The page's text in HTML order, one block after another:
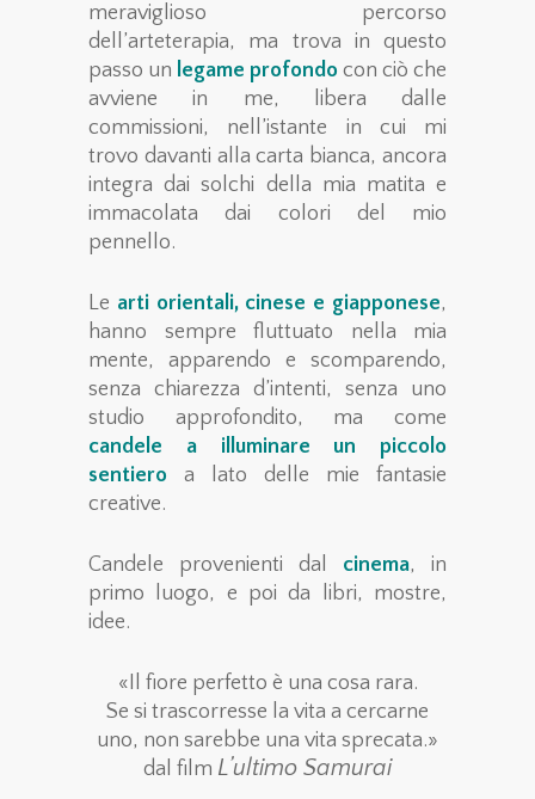
meraviglioso percorso
dell’arteterapia, ma trova in questo
passo un legame profondo con ciò che
avviene in me, libera dalle
commissioni, nell’istante in cui mi
trovo davanti alla carta bianca, ancora
integra dai solchi della mia matita e
immacolata dai colori del mio
pennello.
Le arti orientali, cinese e giapponese,
hanno sempre fluttuato nella mia
mente, apparendo e scomparendo,
senza chiarezza d’intenti, senza uno
studio approfondito, ma come
candele a illuminare un piccolo
sentiero a lato delle mie fantasie
creative.
Candele provenienti dal cinema, in
primo luogo, e poi da libri, mostre,
idee.
«Il fiore perfetto è una cosa rara.
Se si trascorresse la vita a cercarne
uno, non sarebbe una vita sprecata.»
dal film L’ultimo Samurai